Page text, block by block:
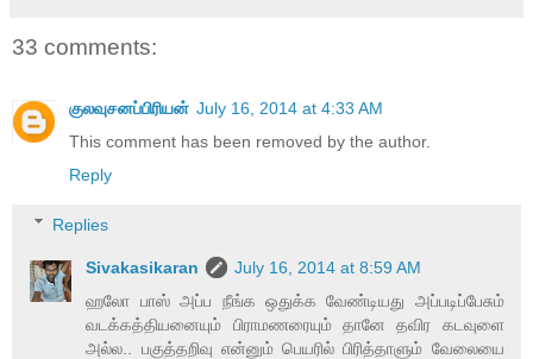
33 comments:
குலவுசனப்பிரியன் July 16, 2014 at 4:33 AM
This comment has been removed by the author.
Reply
Replies
Sivakasikaran
July 16, 2014 at 8:59 AM
ஹலோ பாஸ் அப்ப நீங்க ஒதுக்க வேண்டியது அப்படிப்பேசும்
வடக்கத்தியனையும் பிராமணரையும் தானே தவிர கடவுளை
அல்ல.. பகுத்தறிவு என்னும் பெயரில் பிரித்தாளும் வேலையை